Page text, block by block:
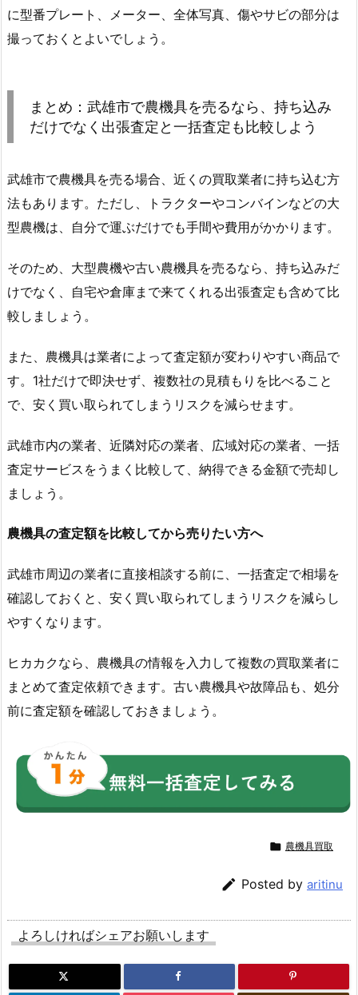
に型番プレート、メーター、全体写真、傷やサビの部分は
撮っておくとよいでしょう。
まとめ：武雄市で農機具を売るなら、持ち込み
だけでなく出張査定と一括査定も比較しよう
武雄市で農機具を売る場合、近くの買取業者に持ち込む方
法もあります。ただし、トラクターやコンバインなどの大
型農機は、自分で運ぶだけでも手間や費用がかかります。
そのため、大型農機や古い農機具を売るなら、持ち込みだ
けでなく、自宅や倉庫まで来てくれる出張査定も含めて比
較しましょう。
また、農機具は業者によって査定額が変わりやすい商品で
す。1社だけで即決せず、複数社の見積もりを比べること
で、安く買い取られてしまうリスクを減らせます。
武雄市内の業者、近隣対応の業者、広域対応の業者、一括
査定サービスをうまく比較して、納得できる金額で売却し
ましょう。
農機具の査定額を比較してから売りたい方へ
武雄市周辺の業者に直接相談する前に、一括査定で相場を
確認しておくと、安く買い取られてしまうリスクを減らし
やすくなります。
ヒカカクなら、農機具の情報を入力して複数の買取業者に
まとめて査定依頼できます。古い農機具や故障品も、処分
前に査定額を確認しておきましょう。
 農機具買取
 Posted by aritinu
よろしければシェアお願いします